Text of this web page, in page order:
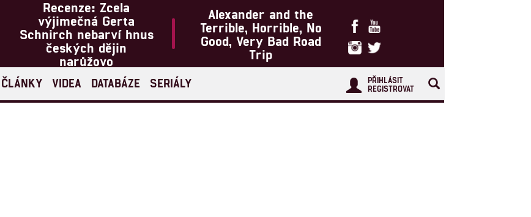
Recenze: Zcela
výjimečná Gerta
Schnirch nebarví hnus
českých dějin
narůžovo
Alexander and the
Terrible, Horrible, No
Good, Very Bad Road
Trip
ČLÁNKY VIDEA DATABÁZE SERIÁLY
PŘIHLÁSIT
REGISTROVAT